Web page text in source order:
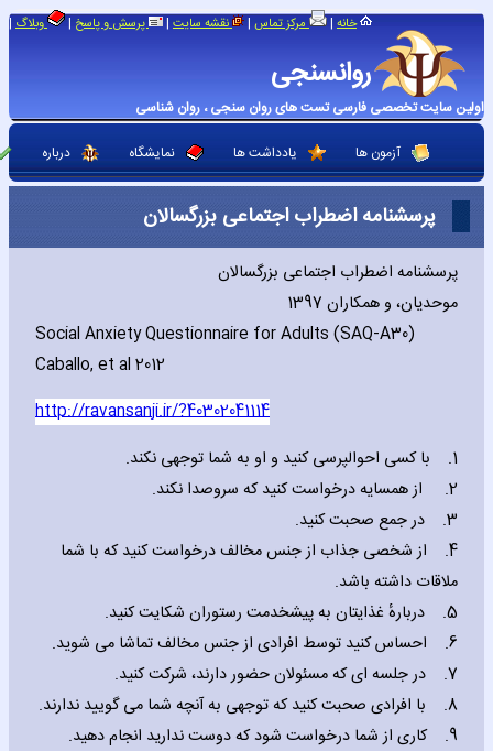
روانسنجی
اولین سایت تخصصی فارسی تست های روان سنجی ، روان شناسی
خانه | مرکز تماس | نقشه سایت | پرسش و پاسخ | وبلاگ |
آزمون ها یادداشت ها نمایشگاه درباره
پرسشنامه اضطراب اجتماعی بزرگسالان
پرسشنامه اضطراب اجتماعی بزرگسالان
موحدیان، و همکاران 1397
Social Anxiety Questionnaire for Adults (SAQ-A30)
Caballo‚ et al 2012
http://ravansanji.ir/?40302041114
1. با کسی احوالپرسی کنید و او به شما توجهی نکند.
2. از همسایه درخواست کنید که سروصدا نکند.
3. در جمع صحبت کنید.
4. از شخصی جذاب از جنس مخالف درخواست کنید که با شما
ملاقات داشته باشد.
5. دربارهٔ غذایتان به پیشخدمت رستوران شکایت کنید.
6. احساس کنید توسط افرادی از جنس مخالف تماشا می شوید.
7. در جلسه ای که مسئولان حضور دارند، شرکت کنید.
8. با افرادی صحبت کنید که توجهی به آنچه شما می گویید ندارند.
9. کاری از شما درخواست شود که دوست ندارید انجام دهید.